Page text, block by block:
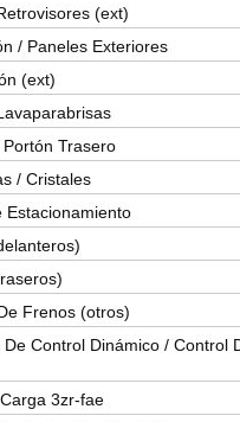
(ext)
/ Paneles Exteriores
(ext)
Trasero
/ Cristales
Estacionamiento
Frenos (otros)
De Control Dinámico / Control
3zr-fae